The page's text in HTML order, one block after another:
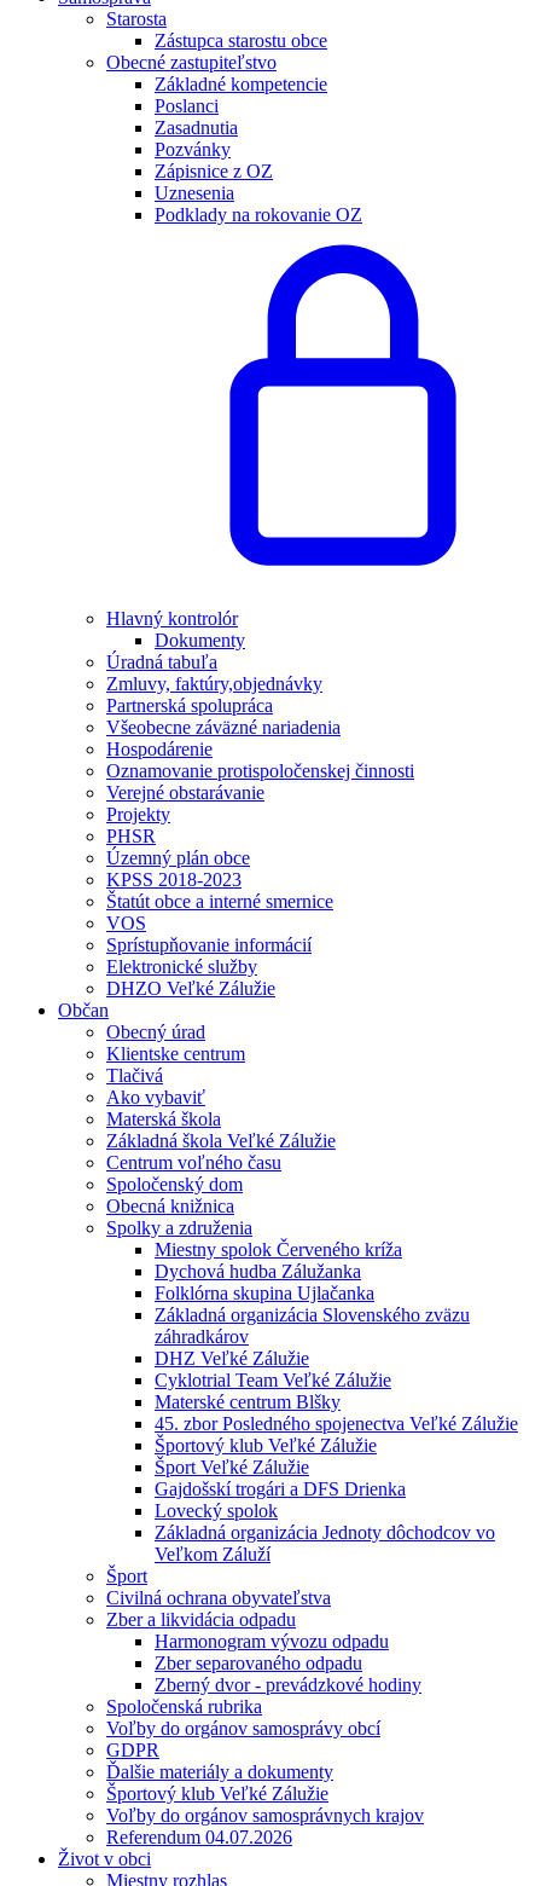
Starosta
Zástupca starostu obce
Obecné zastupiteľstvo
Základné kompetencie
Poslanci
Zasadnutia
Pozvánky
Zápisnice z OZ
Uznesenia
Podklady na rokovanie OZ
Hlavný kontrolór
Dokumenty
Úradná tabuľa
Zmluvy, faktúry,objednávky
Partnerská spolupráca
Všeobecne záväzné nariadenia
Hospodárenie
Oznamovanie protispoločenskej činnosti
Verejné obstarávanie
Projekty
PHSR
Územný plán obce
KPSS 2018-2023
Štatút obce a interné smernice
VOS
Sprístupňovanie informácií
Elektronické služby
DHZO Veľké Zálužie
Občan
Obecný úrad
Klientske centrum
Tlačivá
Ako vybaviť
Materská škola
Základná škola Veľké Zálužie
Centrum voľného času
Spoločenský dom
Obecná knižnica
Spolky a združenia
Miestny spolok Červeného kríža
Dychová hudba Zálužanka
Folklórna skupina Ujlačanka
Základná organizácia Slovenského zväzu
záhradkárov
DHZ Veľké Zálužie
Cyklotrial Team Veľké Zálužie
Materské centrum Blšky
45. zbor Posledného spojenectva Veľké Zálužie
Športový klub Veľké Zálužie
Šport Veľké Zálužie
Gajdošskí trogári a DFS Drienka
Lovecký spolok
Základná organizácia Jednoty dôchodcov vo
Veľkom Záluží
Šport
Civilná ochrana obyvateľstva
Zber a likvidácia odpadu
Harmonogram vývozu odpadu
Zber separovaného odpadu
Zberný dvor - prevádzkové hodiny
Spoločenská rubrika
Voľby do orgánov samosprávy obcí
GDPR
Ďalšie materiály a dokumenty
Športový klub Veľké Zálužie
Voľby do orgánov samosprávnych krajov
Referendum 04.07.2026
Život v obci
Miestny rozhlas